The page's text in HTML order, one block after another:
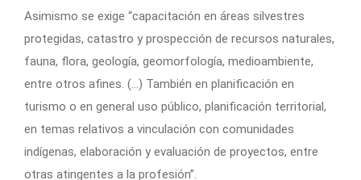
Asimismo se exige “capacitación en áreas silvestres
protegidas, catastro y prospección de recursos naturales,
fauna, flora, geología, geomorfología, medioambiente,
entre otros afines. (…) También en planificación en
turismo o en general uso público, planificación territorial,
en temas relativos a vinculación con comunidades
indígenas, elaboración y evaluación de proyectos, entre
otras atingentes a la profesión”.